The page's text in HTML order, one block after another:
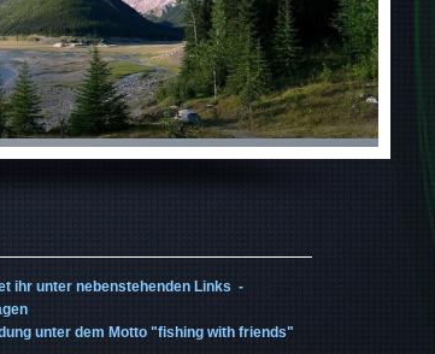
ihr unter nebenstehenden Links -
unter dem Motto "fishing with friends"